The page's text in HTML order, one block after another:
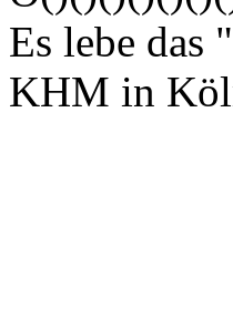
Es lebe das
KHM in